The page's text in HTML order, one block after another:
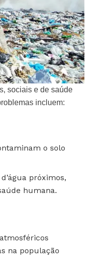
sociais e de saúde
incluem:
o solo
próximos,
humana.
na população